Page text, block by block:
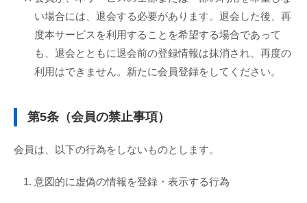
い場合には、退会する必要があります。退会した後、再
度本サービスを利用することを希望する場合であって
も、退会とともに退会前の登録情報は抹消され、再度の
利用はできません。新たに会員登録をしてください。
第5条（会員の禁止事項）
会員は、以下の行為をしないものとします。
意図的に虚偽の情報を登録・表示する行為